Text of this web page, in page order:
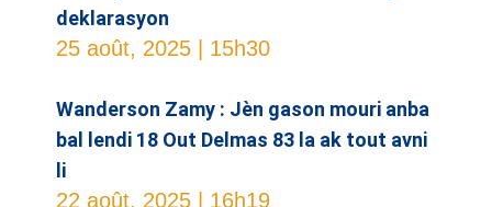
deklarasyon
25 août, 2025 15h30
Wanderson Zamy : Jèn gason mouri anba
bal lendi 18 Out Delmas 83 la ak tout avni
li
22 août, 2025 16h19